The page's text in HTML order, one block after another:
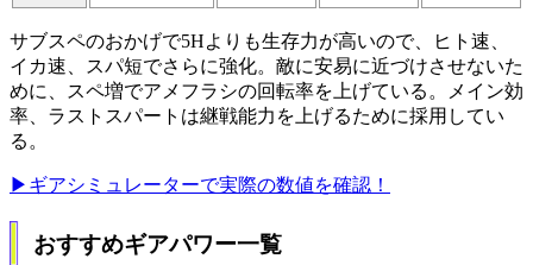
サブスペのおかげで5Hよりも生存力が高いので、ヒト速、
イカ速、スパ短でさらに強化。敵に安易に近づけさせないた
めに、スペ増でアメフラシの回転率を上げている。メイン効
率、ラストスパートは継戦能力を上げるために採用してい
る。
▶ギアシミュレーターで実際の数値を確認！
おすすめギアパワー一覧